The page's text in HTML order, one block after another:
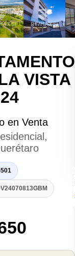
VISTA
en Venta